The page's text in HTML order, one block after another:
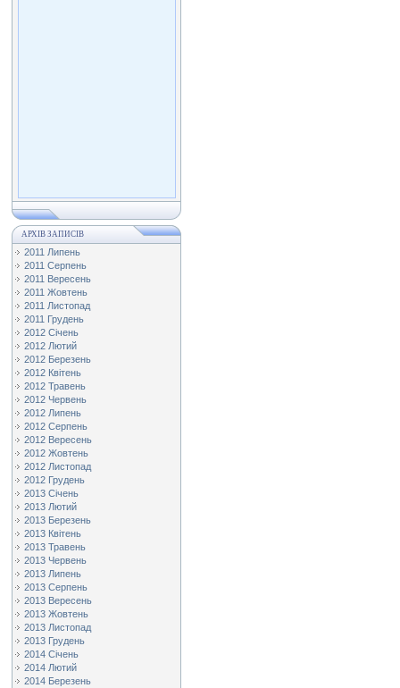
АРХІВ ЗАПИСІВ
2011 Липень
2011 Серпень
2011 Вересень
2011 Жовтень
2011 Листопад
2011 Грудень
2012 Січень
2012 Лютий
2012 Березень
2012 Квітень
2012 Травень
2012 Червень
2012 Липень
2012 Серпень
2012 Вересень
2012 Жовтень
2012 Листопад
2012 Грудень
2013 Січень
2013 Лютий
2013 Березень
2013 Квітень
2013 Травень
2013 Червень
2013 Липень
2013 Серпень
2013 Вересень
2013 Жовтень
2013 Листопад
2013 Грудень
2014 Січень
2014 Лютий
2014 Березень